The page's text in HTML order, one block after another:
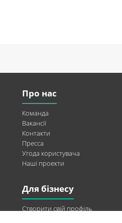
Про нас
Команда
Вакансії
Контакти
Пресса
Угода користувача
Наші проекти
Для бізнесу
Створити свій профіль